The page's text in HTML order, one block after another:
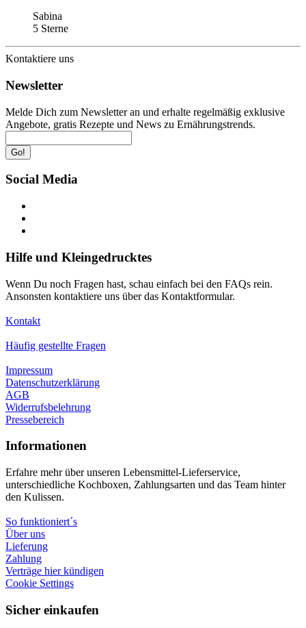
Sabina
5 Sterne
Kontaktiere uns
Newsletter
Melde Dich zum Newsletter an und erhalte regelmäßig exklusive
Angebote, gratis Rezepte und News zu Ernährungstrends.
Go!
Social Media
Hilfe und Kleingedrucktes
Wenn Du noch Fragen hast, schau einfach bei den FAQs rein.
Ansonsten kontaktiere uns über das Kontaktformular.
Kontakt
Häufig gestellte Fragen
Impressum
Datenschutzerklärung
AGB
Widerrufsbelehrung
Pressebereich
Informationen
Erfahre mehr über unseren Lebensmittel-Lieferservice,
unterschiedliche Kochboxen, Zahlungsarten und das Team hinter
den Kulissen.
So funktioniert´s
Über uns
Lieferung
Zahlung
Verträge hier kündigen
Cookie Settings
Sicher einkaufen